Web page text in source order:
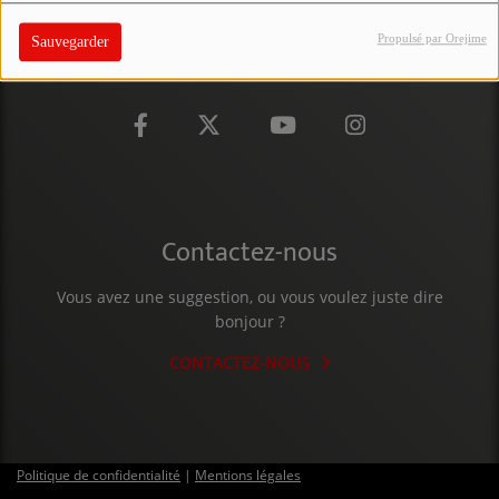
Sauvegarder Propulsé par Orejime
PARTICIPEZ
JEUX CONCOURS
Contactez-nous
Vous avez une suggestion, ou vous voulez juste dire
bonjour ?
CONTACTEZ-NOUS
Politique de confidentialité | Mentions légales